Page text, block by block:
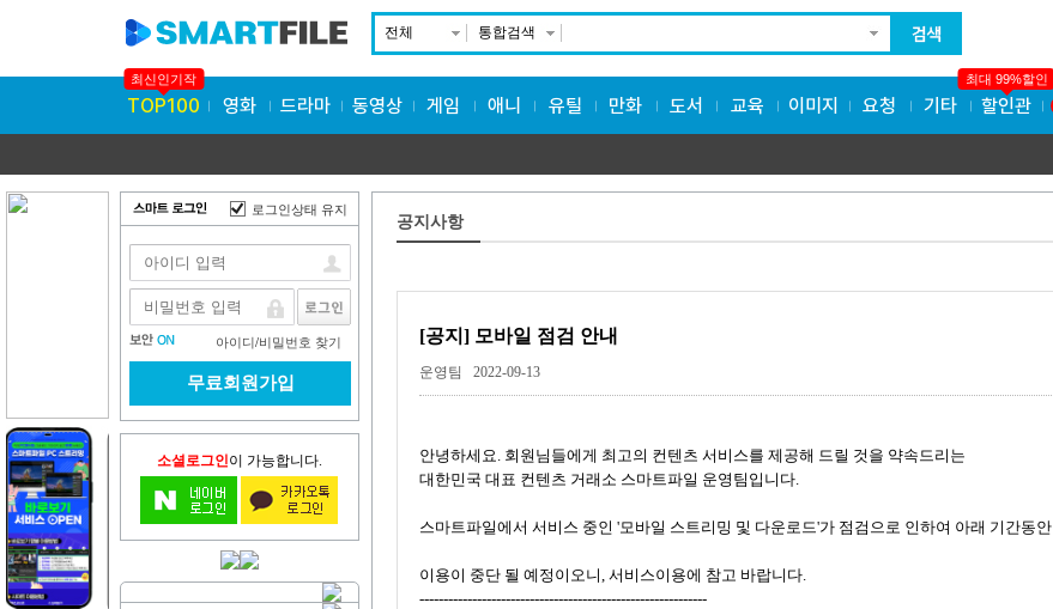
전체 통합검색
TOP100
최신인기작
영화 드라마 동영상 게임 애니 유틸 만화 도서 교육 이미지 요청 기타 할인관
최대 99%할인
로그인상태 유지
아이디/비밀번호 찾기
무료회원가입
소셜로그인이 가능합니다.
공지사항
[공지] 모바일 점검 안내
운영팀 2022-09-13
안녕하세요. 회원님들에게 최고의 컨텐츠 서비스를 제공해 드릴 것을 약속드리는
대한민국 대표 컨텐츠 거래소 스마트파일 운영팀입니다.
스마트파일에서 서비스 중인 '모바일 스트리밍 및 다운로드'가 점검으로 인하여 아래 기간동안
이용이 중단 될 예정이오니, 서비스이용에 참고 바랍니다.
------------------------------------------------------------